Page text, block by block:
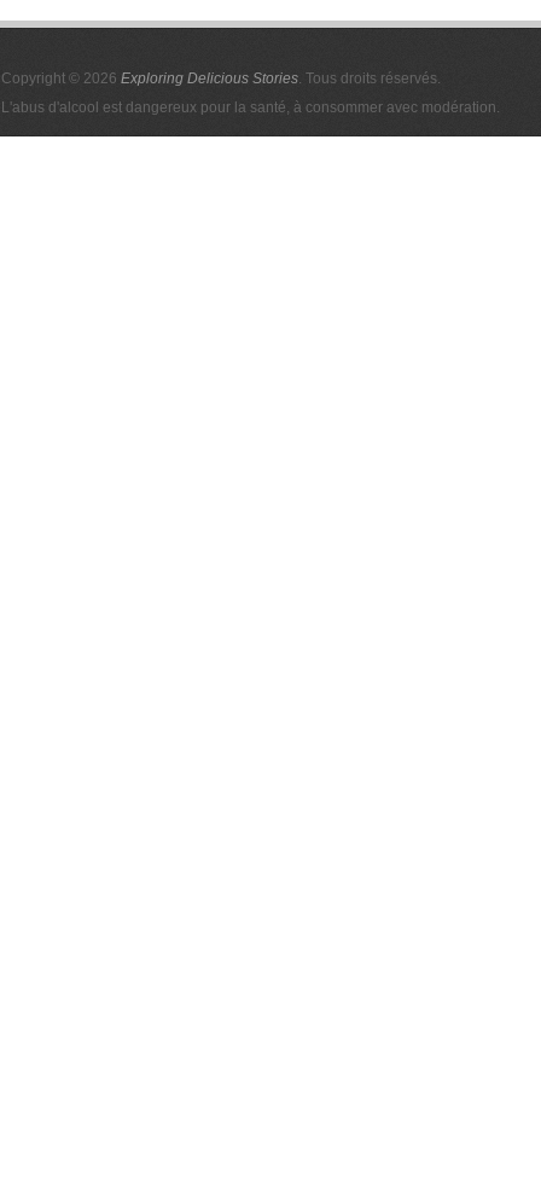
Copyright © 2026 Exploring Delicious Stories. Tous droits réservés.
L'abus d'alcool est dangereux pour la santé, à consommer avec modération.